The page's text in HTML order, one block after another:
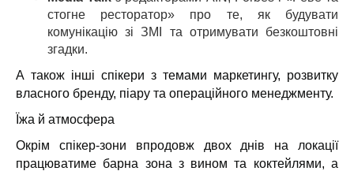
стогне ресторатор» про те, як будувати
комунікацію зі ЗМІ та отримувати безкоштовні
згадки.
А також інші спікери з темами маркетингу, розвитку
власного бренду, піару та операційного менеджменту.
Їжа й атмосфера
Окрім спікер-зони впродовж двох днів на локації
працюватиме барна зона з вином та коктейлями, а